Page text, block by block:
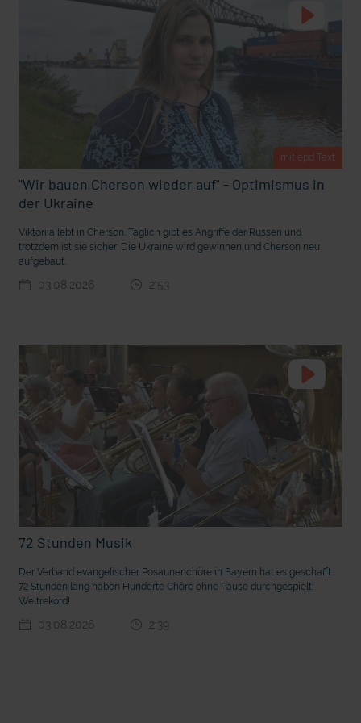
Ein Bauernhof als Klassenzimmer
Ostern erleben wie vor 2000 Jahren in Jerusalem
mit epd Text
"Wir bauen Cherson wieder auf" - Optimismus in
der Ukraine
Viktoriia lebt in Cherson. Täglich gibt es Angriffe der Russen und
trotzdem ist sie sicher: Die Ukraine wird gewinnen und Cherson neu
aufgebaut.
03.08.2026 2:53
72 Stunden Musik
Der Verband evangelischer Posaunenchöre in Bayern hat es geschafft:
72 Stunden lang haben Hunderte Chöre ohne Pause durchgespielt:
Weltrekord!
03.08.2026 2:39